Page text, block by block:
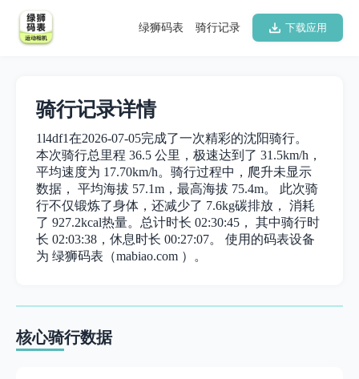
下载应用
骑行记录
绿狮码表
骑行记录详情
1l4df1在2026-07-05完成了一次精彩的沈阳骑行。
本次骑行总里程 36.5 公里，极速达到了 31.5km/h，
平均速度为 17.70km/h。骑行过程中，爬升未显示
数据， 平均海拔 57.1m，最高海拔 75.4m。 此次骑
行不仅锻炼了身体，还减少了 7.6kg碳排放， 消耗
了 927.2kcal热量。总计时长 02:30:45， 其中骑行时
长 02:03:38，休息时长 00:27:07。 使用的码表设备
为 绿狮码表（mabiao.com ）。
核心骑行数据